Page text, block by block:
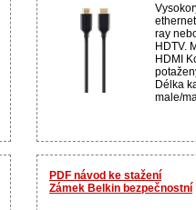
ray
HDTV.
HDMI
Délka
male/
PDF návod ke stažení
Zámek Belkin bezpečnostní